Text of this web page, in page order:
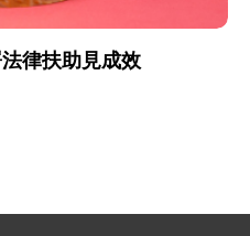
律扶助見成效